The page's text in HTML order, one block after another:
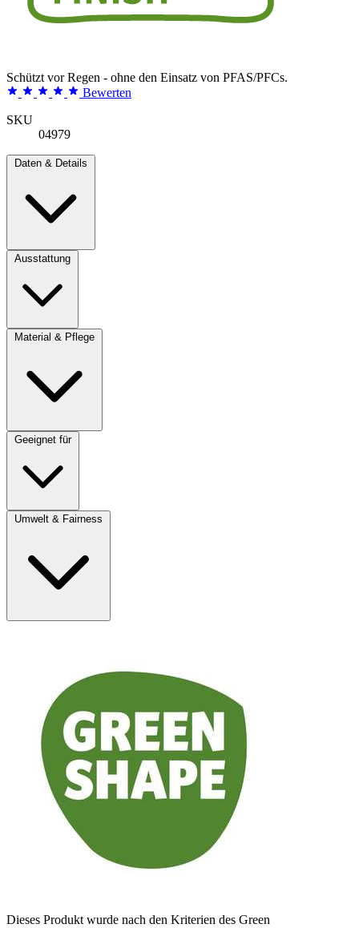
Schützt vor Regen - ohne den Einsatz von PFAS/PFCs.
Bewerten
SKU
04979
Daten & Details
Ausstattung
Material & Pflege
Geeignet für
Umwelt & Fairness
Dieses Produkt wurde nach den Kriterien des Green